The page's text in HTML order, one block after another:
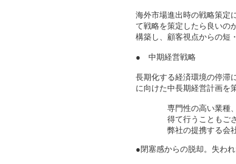
海外市場進出時の戦略策定
て戦略を策定したら良いの
構築し、顧客視点からの短
● 中期経営戦略
長期化する経済環境の停滞
に向けた中長期経営計画を
専門性の高い業種、Ｍ
得て行うこともござい
弊社の提携する会社な
●閉塞感からの脱却。失わ